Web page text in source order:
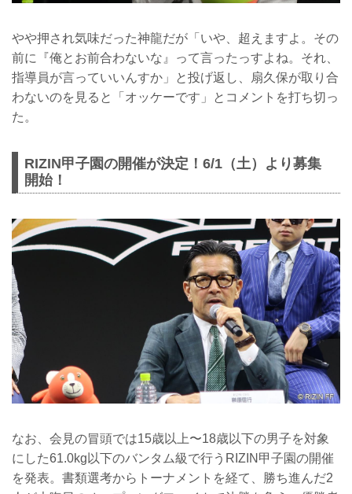
やや押され気味だった神龍だが「いや、超えますよ。その
前に『俺とお前合わないな』って言ったっすよね。それ、
指導員が言っていいんすか」と投げ返し、扇久保が取り合
わないのを見ると「オッケーです」とコメントを打ち切っ
た。
RIZIN甲子園の開催が決定！6/1（土）より募集
開始！
なお、会見の冒頭では15歳以上〜18歳以下の男子を対象
にした61.0kg以下のバンタム級で行うRIZIN甲子園の開催
を発表。書類選考からトーナメントを経て、勝ち進んだ2